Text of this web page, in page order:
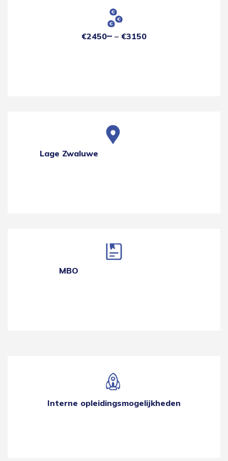
€2450 €3150
Lage Zwaluwe
MBO
Interne opleidingsmogelijkheden